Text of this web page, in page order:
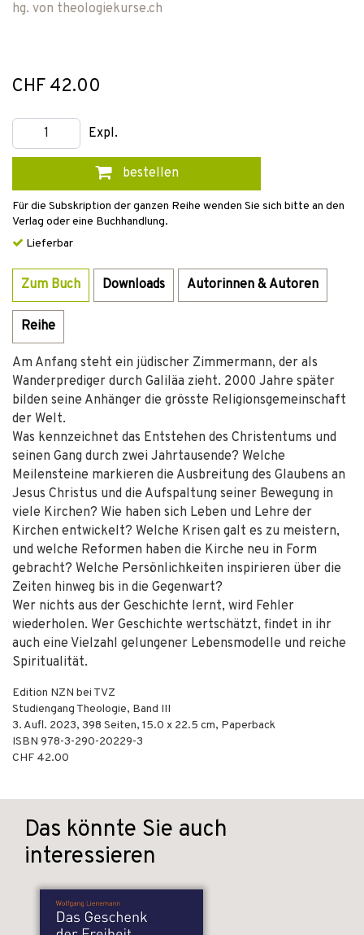
hg. von theologiekurse.ch
CHF 42.00
Expl.
bestellen
Für die Subskription der ganzen Reihe wenden Sie sich bitte an den
Verlag oder eine Buchhandlung.
Lieferbar
Zum Buch Downloads Autorinnen & Autoren
Reihe
Am Anfang steht ein jüdischer Zimmermann, der als
Wanderprediger durch Galiläa zieht. 2000 Jahre später
bilden seine Anhänger die grösste Religionsgemeinschaft
der Welt.
Was kennzeichnet das Entstehen des Christentums und
seinen Gang durch zwei Jahrtausende? Welche
Meilensteine markieren die Ausbreitung des Glaubens an
Jesus Christus und die Aufspaltung seiner Bewegung in
viele Kirchen? Wie haben sich Leben und Lehre der
Kirchen entwickelt? Welche Krisen galt es zu meistern,
und welche Reformen haben die Kirche neu in Form
gebracht? Welche Persönlichkeiten inspirieren über die
Zeiten hinweg bis in die Gegenwart?
Wer nichts aus der Geschichte lernt, wird Fehler
wiederholen. Wer Geschichte wertschätzt, findet in ihr
auch eine Vielzahl gelungener Lebensmodelle und reiche
Spiritualität.
Edition NZN bei TVZ
Studiengang Theologie, Band III
3. Aufl. 2023, 398 Seiten, 15.0 x 22.5 cm, Paperback
ISBN 978-3-290-20229-3
CHF 42.00
Das könnte Sie auch
interessieren